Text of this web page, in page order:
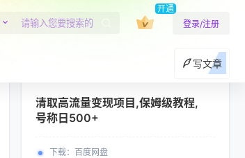
开通
登录/注册
写文章
清取高流量变现项目,保姆级教程,
号称日500+
下载： 百度网盘